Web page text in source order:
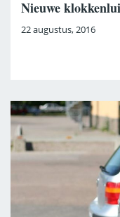
Nieuwe
22 augustus, 2016